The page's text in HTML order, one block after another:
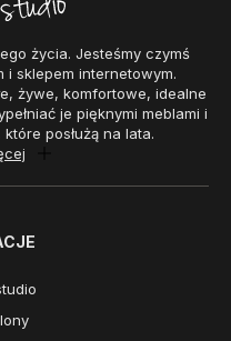
życia. Jesteśmy czymś
i sklepem internetowym.
żywe, komfortowe, idealne
je pięknymi meblami i
posłużą na lata.